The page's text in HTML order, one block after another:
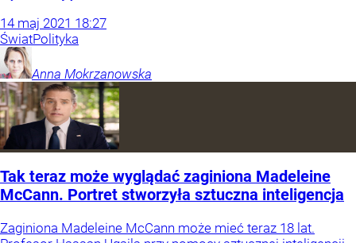
14 maj 2021 18:27
ŚwiatPolityka
Anna Mokrzanowska
Tak teraz może wyglądać zaginiona Madeleine
McCann. Portret stworzyła sztuczna inteligencja
Zaginiona Madeleine McCann może mieć teraz 18 lat.